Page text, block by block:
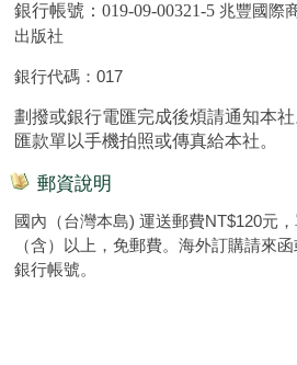
銀行帳號： 019-09-00321-5 兆豐國際
出版社
銀行代碼：017
劃撥或銀行電匯完成後煩請通知本
匯款單以手機拍照或傳真給本社。
郵資說明
國內（台灣本島) 運送郵費NT$120元
（含）以上，免郵費。海外訂購請來
銀行帳號。